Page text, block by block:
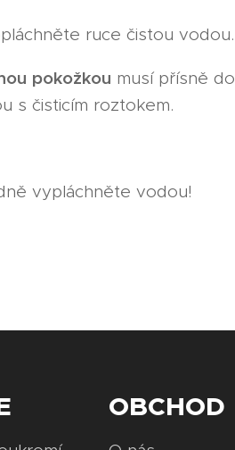
ruce čistou vodou.
pokožkou musí přísně
s čisticím roztokem.
vypláchněte vodou!
OBCHOD